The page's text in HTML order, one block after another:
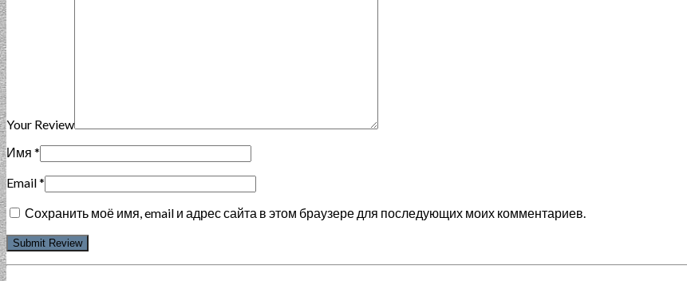
Your Review
Имя *
Email*
Сохранить моё имя, email и адрес сайта в этом браузере для последующих моих комментариев.